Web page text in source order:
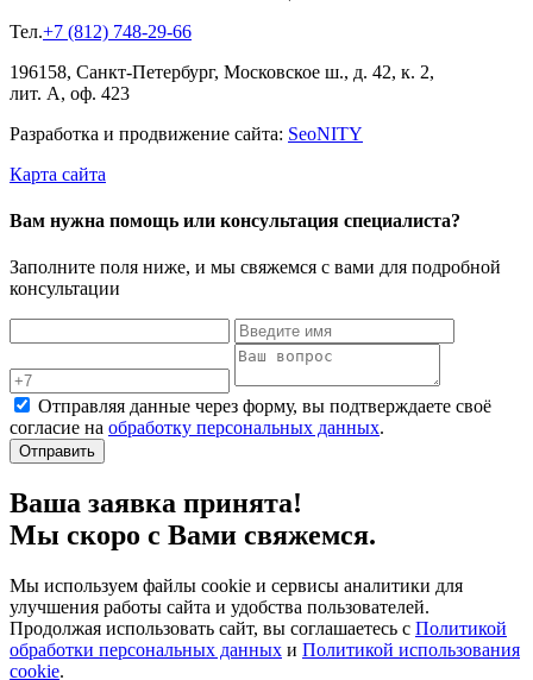
Тел.+7 (812) 748-29-66
196158, Санкт-Петербург, Московское ш., д. 42, к. 2,
лит. А, оф. 423
Разработка и продвижение сайта: SeoNITY
Карта сайта
Вам нужна помощь или консультация специалиста?
Заполните поля ниже, и мы свяжемся с вами для подробной
консультации
Отправляя данные через форму, вы подтверждаете своё
согласие на обработку персональных данных.
Отправить
Ваша заявка принята!
Мы скоро с Вами свяжемся.
Мы используем файлы cookie и сервисы аналитики для
улучшения работы сайта и удобства пользователей.
Продолжая использовать сайт, вы соглашаетесь с Политикой
обработки персональных данных и Политикой использования
cookie.